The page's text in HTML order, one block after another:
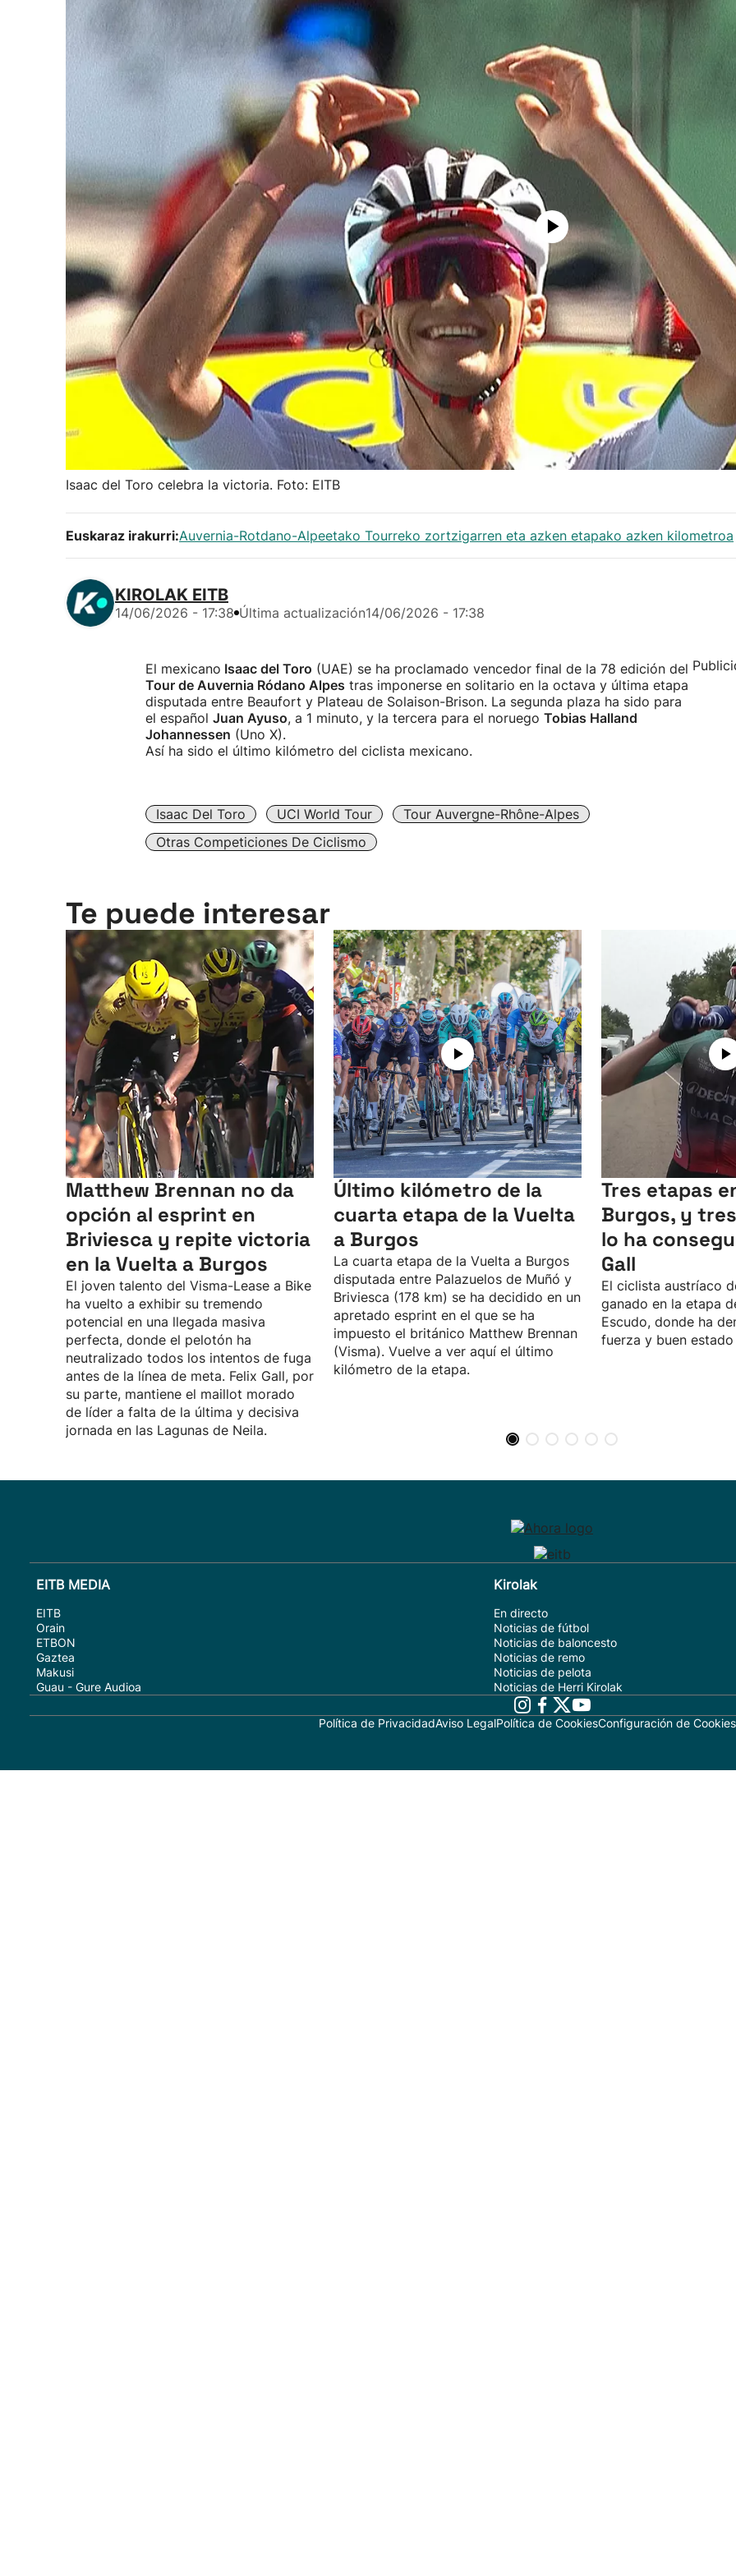
Isaac del Toro celebra la victoria. Foto: EITB
Euskaraz irakurri:Auvernia-Rotdano-Alpeetako Tourreko zortzigarren eta azken etapako azken kilometroa
KIROLAK EITB
14/06/2026 - 17:38 Última actualización14/06/2026 - 17:38
El mexicano Isaac del Toro (UAE) se ha proclamado vencedor final de la 78 edición del
Tour de Auvernia Ródano Alpes tras imponerse en solitario en la octava y última etapa
disputada entre Beaufort y Plateau de Solaison-Brison. La segunda plaza ha sido para
el español Juan Ayuso, a 1 minuto, y la tercera para el noruego Tobias Halland
Johannessen (Uno X).
Así ha sido el último kilómetro del ciclista mexicano.
Isaac Del Toro UCI World Tour
Tour Auvergne-Rhône-Alpes
Otras Competiciones De Ciclismo
Te puede interesar
Matthew Brennan no da
opción al esprint en
Briviesca y repite victoria
en la Vuelta a Burgos
El joven talento del Visma-Lease a Bike
ha vuelto a exhibir su tremendo
potencial en una llegada masiva
perfecta, donde el pelotón ha
neutralizado todos los intentos de fuga
antes de la línea de meta. Felix Gall, por
su parte, mantiene el maillot morado
de líder a falta de la última y decisiva
jornada en las Lagunas de Neila.
Último kilómetro de la
cuarta etapa de la Vuelta
a Burgos
La cuarta etapa de la Vuelta a Burgos
disputada entre Palazuelos de Muñó y
Briviesca (178 km) se ha decidido en un
apretado esprint en el que se ha
impuesto el británico Matthew Brennan
(Visma). Vuelve a ver aquí el último
kilómetro de la etapa.
Tres etapas
Burgos, y
lo ha
Gall
El ciclista austríaco
ganado en la etapa
Escudo, donde ha
fuerza y buen
EITB MEDIA
EITB
Orain
ETBON
Gaztea
Makusi
Guau - Gure Audioa
Kirolak
En directo
Noticias de fútbol
Noticias de baloncesto
Noticias de remo
Noticias de pelota
Noticias de Herri Kirolak
Política de PrivacidadAviso LegalPolítica de CookiesConfiguración de Cookies